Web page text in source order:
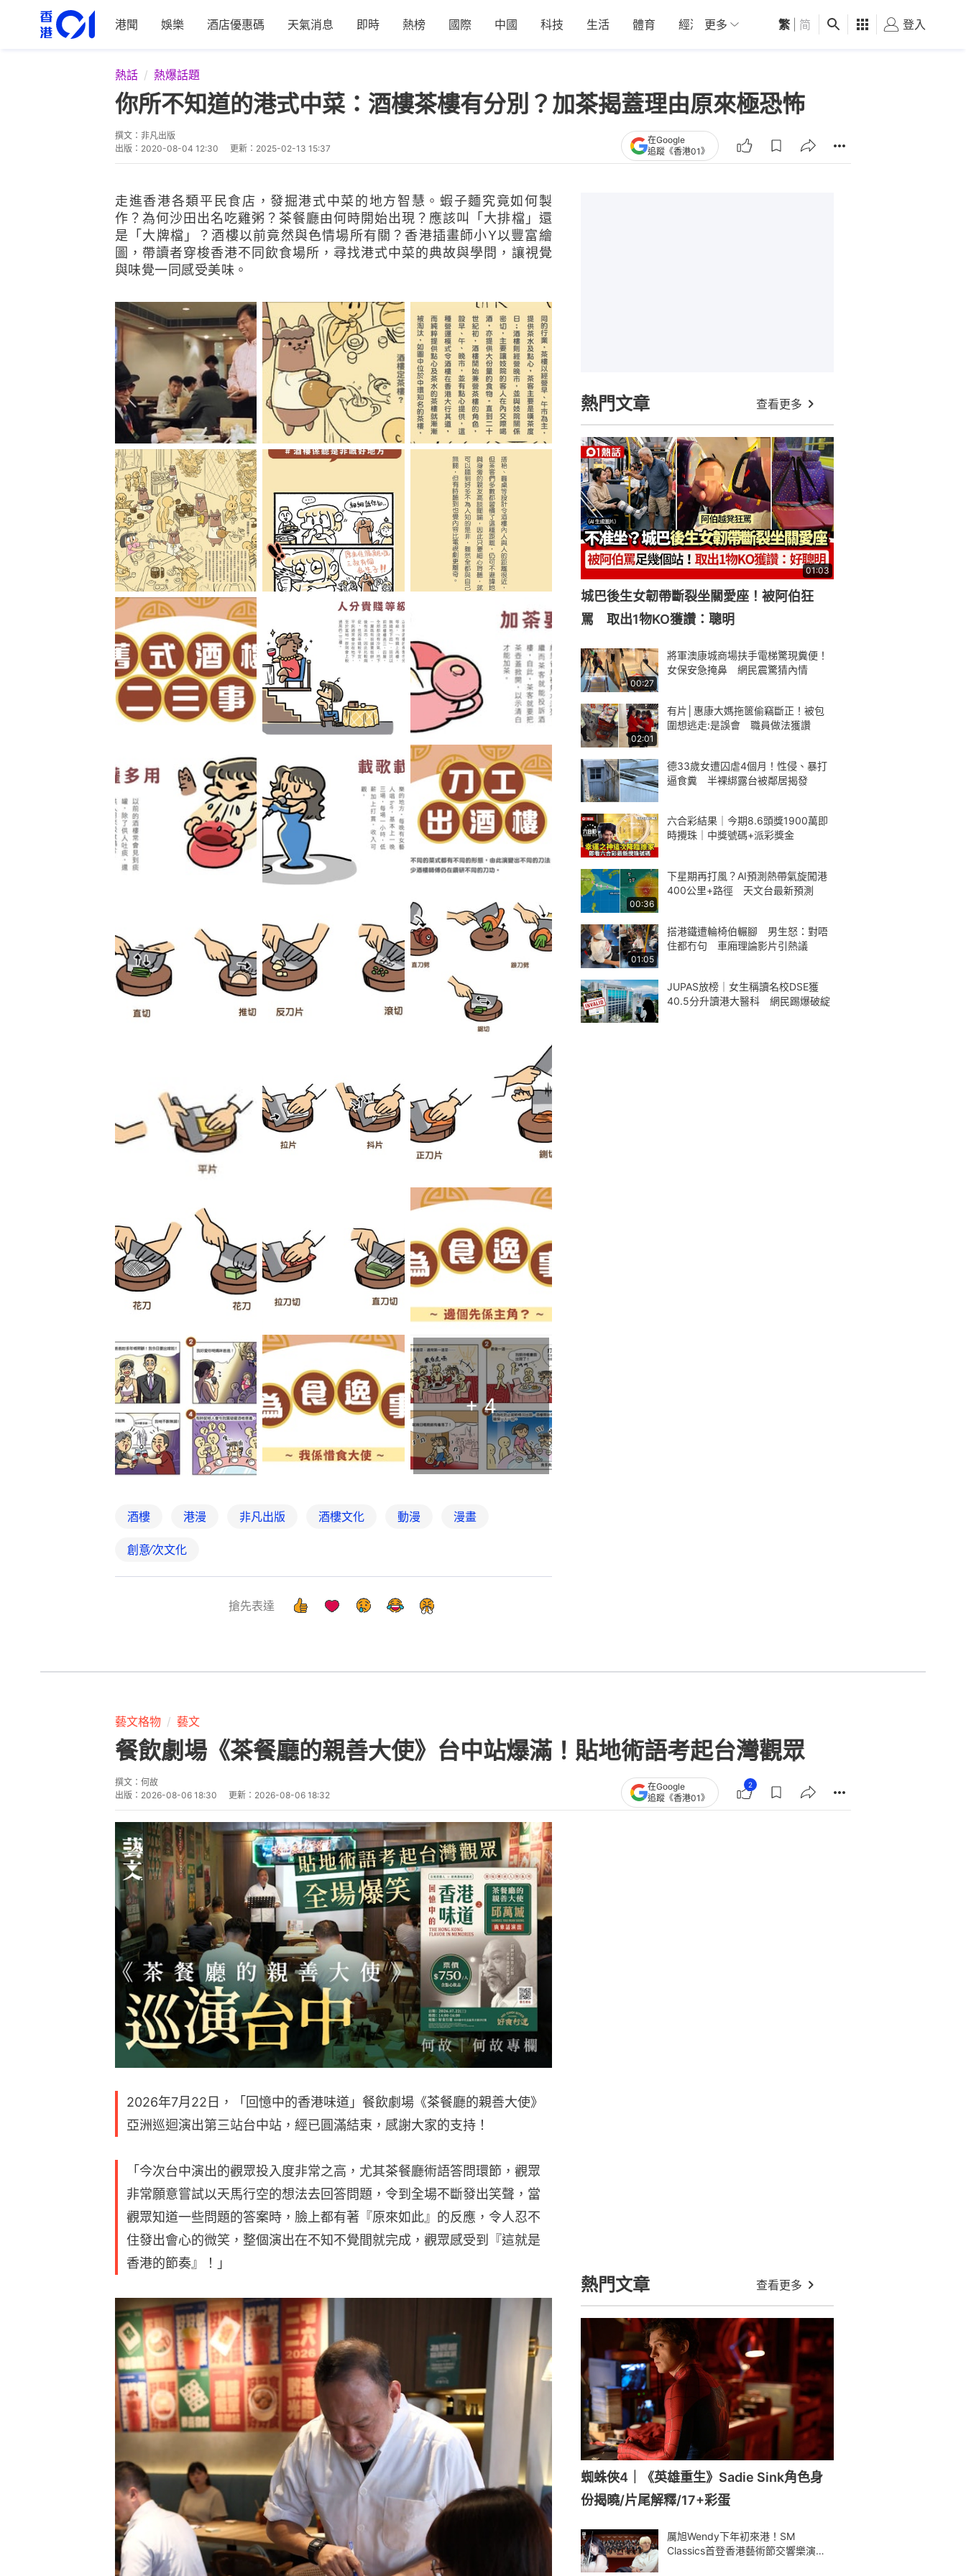
港聞 娛樂 酒店優惠碼 天氣消息 即時 熱榜 國際 中國 科技 生活 體育 經濟 01深圳 觀點 健康 好食玩飛
更多 繁 简 登入
熱話 熱爆話題
你所不知道的港式中菜：酒樓茶樓有分別？加茶揭蓋理由原來極恐怖
撰文： 非凡出版
出版： 2020-08-04 12:30 更新： 2025-02-13 15:37
在Google
追蹤《香港01》
走進香港各類平民食店，發掘港式中菜的地方智慧。蝦子麵究竟如何製
作？為何沙田出名吃雞粥？茶餐廳由何時開始出現？應該叫「大排檔」還
是「大牌檔」？酒樓以前竟然與色情場所有關？香港插畫師小Y以豐富繪
圖，帶讀者穿梭香港不同飲食場所，尋找港式中菜的典故與學問，讓視覺
與味覺一同感受美味。
+4
酒樓 港漫 非凡出版 酒樓文化 動漫 漫畫
創意∕次文化
搶先表達
熱門文章 查看更多
01:03
城巴後生女韌帶斷裂坐關愛座！被阿伯狂
罵 取出1物KO獲讚：聰明
00:27
將軍澳康城商場扶手電梯驚現糞便！
女保安急掩鼻 網民震驚猜內情
02:01
有片│惠康大媽拖篋偷竊斷正！被包
圍想逃走:是誤會 職員做法獲讚
德33歲女遭囚虐4個月！性侵、暴打
逼食糞 半裸綁露台被鄰居揭發
六合彩結果｜今期8.6頭獎1900萬即
時攪珠｜中獎號碼+派彩獎金
00:36
下星期再打風？AI預測熱帶氣旋闖港
400公里+路徑 天文台最新預測
01:05
搭港鐵遭輪椅伯輾腳 男生怒：對唔
住都冇句 車廂理論影片引熱議
JUPAS放榜｜女生稱讀名校DSE獲
40.5分升讀港大醫科 網民踢爆破綻
藝文格物 藝文
餐飲劇場《茶餐廳的親善大使》台中站爆滿！貼地術語考起台灣觀眾
撰文： 何故
出版： 2026-08-06 18:30 更新： 2026-08-06 18:32
在Google
追蹤《香港01》
2
2026年7月22日，「回憶中的香港味道」餐飲劇場《茶餐廳的親善大使》
亞洲巡迴演出第三站台中站，經已圓滿結束，感謝大家的支持！
「今次台中演出的觀眾投入度非常之高，尤其茶餐廳術語答問環節，觀眾
非常願意嘗試以天馬行空的想法去回答問題，令到全場不斷發出笑聲，當
觀眾知道一些問題的答案時，臉上都有著『原來如此』的反應，令人忍不
住發出會心的微笑，整個演出在不知不覺間就完成，觀眾感受到『這就是
香港的節奏』！」
熱門文章 查看更多
蜘蛛俠4｜《英雄重生》Sadie Sink角色身
份揭曉/片尾解釋/17+彩蛋
厲旭Wendy下年初來港！SM
Classics首登香港藝術節交響樂演繹